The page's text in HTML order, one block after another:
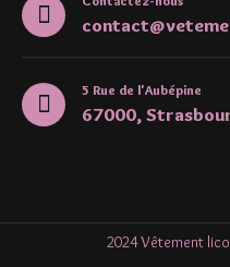
5 Rue de l'Aubépine
67000,
2024 Vêtement